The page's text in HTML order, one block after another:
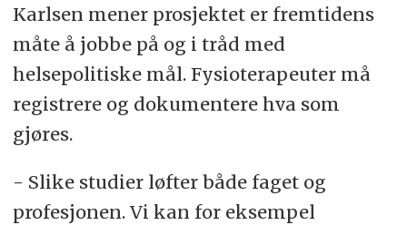
Karlsen mener prosjektet er fremtidens
måte å jobbe på og i tråd med
helsepolitiske mål. Fysioterapeuter må
registrere og dokumentere hva som
gjøres.
- Slike studier løfter både faget og
profesjonen. Vi kan for eksempel